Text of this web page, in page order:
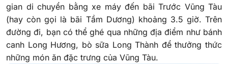
gian di chuyển bằng xe máy đến bãi Trước Vũng Tàu
(hay còn gọi là bãi Tầm Dương) khoảng 3.5 giờ. Trên
đường đi, bạn có thể ghé qua những địa điểm như bánh
canh Long Hương, bò sữa Long Thành để thưởng thức
những món ăn đặc trưng của Vũng Tàu.